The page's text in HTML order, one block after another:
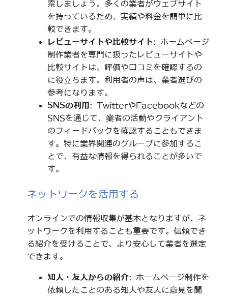
索しましょう。多くの業者がウェブサイト
を持っているため、実績や料金を簡単に比
較できます。
レビューサイトや比較サイト: ホームページ
制作業者を専門に扱ったレビューサイトや
比較サイトは、評価や口コミを確認するの
に役立ちます。利用者の声は、業者選びの
参考になります。
SNSの利用 : TwitterやFacebookなどの
SNSを通じて、業者の活動やクライアント
のフィードバックを確認することもできま
す。特に業界関連のグループに参加するこ
とで、有益な情報を得られることが多いで
す。
ネットワークを活用する
オンラインでの情報収集が基本となりますが、ネ
ットワークを利用することも重要です。信頼でき
る紹介を受けることで、より安心して業者を選定
できます。
知人・友人からの紹介: ホームページ制作を
依頼したことのある知人や友人に意見を聞